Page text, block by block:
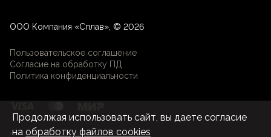
ООО Компания «Сплав», © 2026
Пользовательское соглашение
Согласие на обработку ПД
Политика конфиденциальности
Продолжая использовать сайт, вы даете согласие
на обработку файлов cookies